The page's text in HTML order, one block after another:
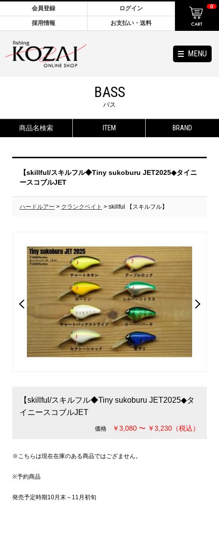
MENU
会員登録 ログイン
採用情報 お支払い・送料
0
BASS
バス
商品名検索 ITEM BRAND
【skillful/スキルフル◆Tiny sukoburu JET2025◆タイニ
ースコブルJET
ハードルアー > クランクベイト > skillful 【スキルフル】
【skillful/スキルフル◆Tiny sukoburu JET2025◆タ
イニースコブルJET
価格 ￥3,080 〜 ￥3,230（税込）
※こちらは現在在庫のある商品ではござません。
※予約商品
発売予定時期10月末～11月初旬